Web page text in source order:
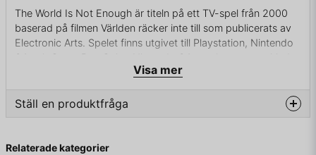
The World Is Not Enough är titeln på ett TV-spel från 2000
baserad på filmen Världen räcker inte till som publicerats av
Electronic Arts. Spelet finns utgivet till Playstation, Nintendo
64 och Game Boy Color. Nintendo 64-versionen utvecklades
av Eurocom och Playstation-versionen av Black Ops.
Eurocom kom även att utveckla 007: Nightfire och 2010 års
nyversion av Goldeneye 007. Spelet planerades även att
släppas till PC och Playstation 2 men lades sen ner.
Versionen till Nintendo 64 stöder tillbehöret Rumble Pak och
Visa mer
Ställ en produktfråga
Fråga oss något om denna produkten...
Relaterade kategorier